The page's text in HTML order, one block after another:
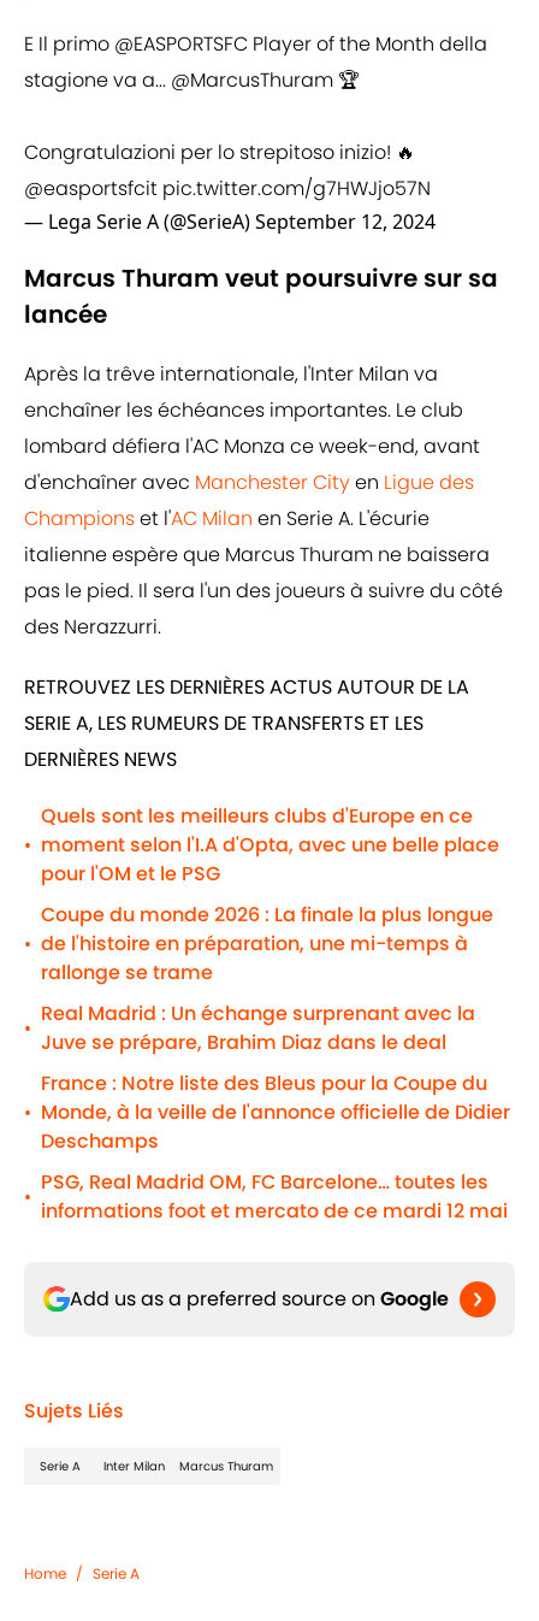
E Il primo @EASPORTSFC Player of the Month della
stagione va a... @MarcusThuram 🏆
Congratulazioni per lo strepitoso inizio! 🔥
@easportsfcit pic.twitter.com/g7HWJjo57N
— Lega Serie A (@SerieA)September 12, 2024
Marcus Thuram veut poursuivre sur sa
lancée
Après la trêve internationale, l'Inter Milan va
enchaîner les échéances importantes. Le club
lombard défiera l'AC Monza ce week-end, avant
d'enchaîner avec Manchester Cityen Ligue des
Championset l'AC Milan en Serie A. L'écurie
italienne espère que Marcus Thuram ne baissera
pas le pied. Il sera l'un des joueurs à suivre du côté
des Nerazzurri.
RETROUVEZ LES DERNIÈRES ACTUS AUTOUR DE LA
SERIE A, LES RUMEURS DE TRANSFERTS ET LES
DERNIÈRES NEWS
•
Quels sont les meilleurs clubs d'Europe en ce
moment selon l'I.A d'Opta, avec une belle place
pour l'OM et le PSG
•
Coupe du monde 2026 : La finale la plus longue
de l'histoire en préparation, une mi-temps à
rallonge se trame
•
Real Madrid : Un échange surprenant avec la
Juve se prépare, Brahim Diaz dans le deal
•
France : Notre liste des Bleus pour la Coupe du
Monde, à la veille de l'annonce officielle de Didier
Deschamps
•
PSG, Real Madrid OM, FC Barcelone… toutes les
informations foot et mercato de ce mardi 12 mai
Add us as a preferred source on Google
Sujets Liés
Serie A Inter Milan Marcus Thuram
Home / Serie A